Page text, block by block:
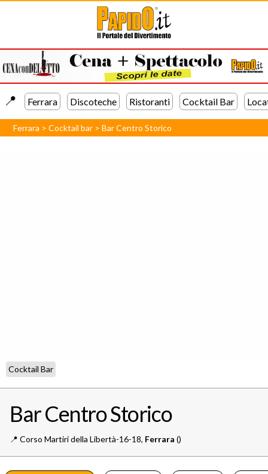
📍️ Ferrara Discoteche Ristoranti Cocktail Bar
Ferrara >Cocktail bar >Bar Centro Storico
Cocktail Bar
Bar Centro Storico
📍️ Corso Martiri della Libertà-16-18, Ferrara ()